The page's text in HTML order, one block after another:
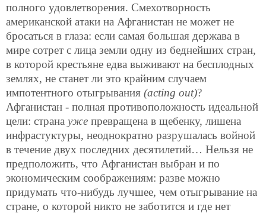
полного удовлетворения. Смехотворность
американской атаки на Афганистан не может не
бросаться в глаза: если самая большая держава в
мире сотрет с лица земли одну из беднейших стран,
в которой крестьяне едва выживают на бесплодных
землях, не станет ли это крайним случаем
импотентного отыгрывания (acting out)?
Афганистан - полная противоположность идеальной
цели: страна уже превращена в щебенку, лишена
инфрастуктуры, неоднократно разрушалась войной
в течение двух последних десятилетий… Нельзя не
предположить, что Афганистан выбран и по
экономическим соображениям: разве можно
придумать что-нибудь лучшее, чем отыгрывание на
стране, о которой никто не заботится и где нет